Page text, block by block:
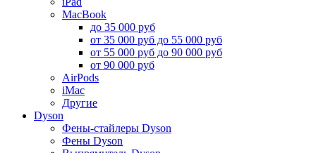
MacBook
до 35 000 руб
от 35 000 руб до 55 000 руб
от 55 000 руб до 90 000 руб
от 90 000 руб
AirPods
iMac
Другие
Dyson
Фены-стайлеры Dyson
Фены Dyson